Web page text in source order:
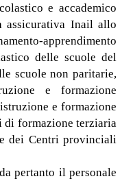
e accademico
assicurativa Inail allo
apprendimento
delle scuole del
scuole non paritarie,
e formazione
e formazione
di formazione terziaria
dei Centri provinciali
pertanto il personale